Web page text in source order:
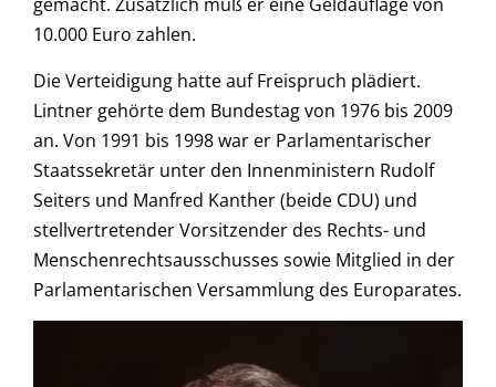
10.000 Euro zahlen.
Die Verteidigung hatte auf Freispruch plädiert.
Lintner gehörte dem Bundestag von 1976 bis 2009
an. Von 1991 bis 1998 war er Parlamentarischer
Staatssekretär unter den Innenministern Rudolf
Seiters und Manfred Kanther (beide CDU) und
stellvertretender Vorsitzender des Rechts- und
Menschenrechtsausschusses sowie Mitglied in der
Parlamentarischen Versammlung des Europarates.